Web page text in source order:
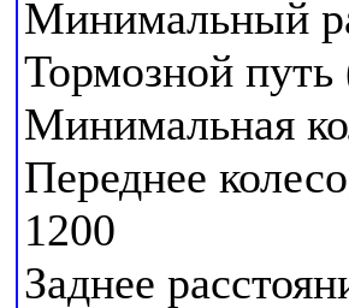
Минимальный
Тормозной
Минимальная
Переднее
1200
Заднее